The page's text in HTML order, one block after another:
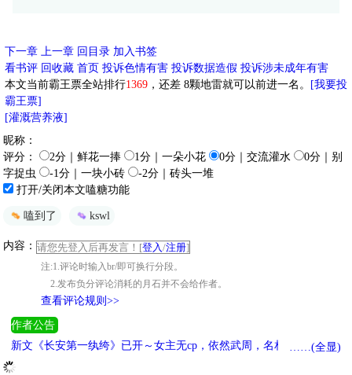
下一章 上一章 回目录 加入书签
看书评 回收藏 首页 投诉色情有害 投诉数据造假 投诉涉未成年有害
本文当前霸王票全站排行1369 ，还差 8颗地雷就可以前进一名。 [我要投
霸王票]
[灌溉营养液]
昵称：
评分：
2分｜鲜花一捧 1分｜一朵小花 0分｜交流灌水
0分｜别
字捉虫
-1分｜一块小砖
-2分｜砖头一堆
打开/关闭本文嗑糖功能
嗑到了 kswl
内容： 请您先登入后再发言！[登入 /注册]
注:1.评论时输入br/即可换行分段。
2.发布负分评论消耗的月石并不会给作者。
查看评论规则>>
作者公告
新文《长安第一纨绔》已开～女主无cp，依然武周，名相辅佐流
《[唐+武周]长安第一纨绔》
……(全显)